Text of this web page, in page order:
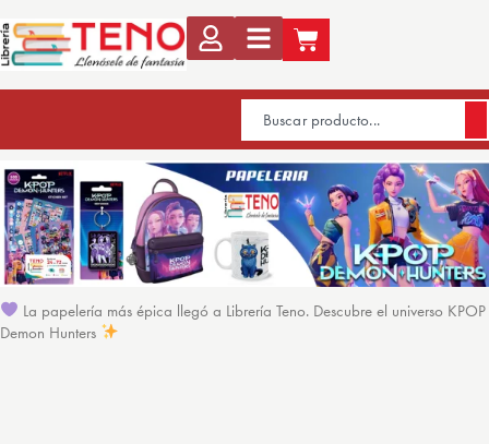
La papelería más épica llegó a Librería Teno. Descubre el universo KPOP
Demon Hunters